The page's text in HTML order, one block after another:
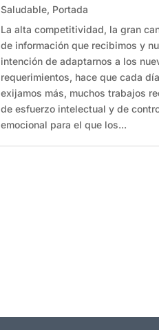
Saludable, Portada
La alta competitividad, la gran
de información que recibimos y
intención de adaptarnos a los
requerimientos, hace que cada
exijamos más, muchos trabajos
de esfuerzo intelectual y de
emocional para el que los...